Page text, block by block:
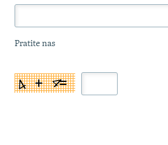
Pratite nas